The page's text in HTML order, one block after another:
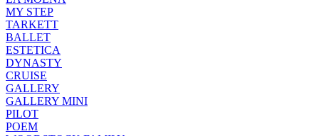
MY STEP
TARKETT
BALLET
ESTETICA
DYNASTY
CRUISE
GALLERY
GALLERY MINI
PILOT
POEM